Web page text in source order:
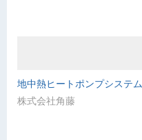
地中熱ヒートポンプシステム
株式会社角藤